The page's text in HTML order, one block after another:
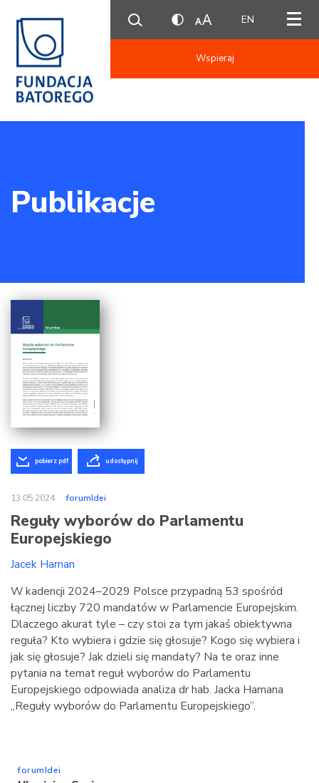
EN
Wspieraj
Publikacje
pobierz pdf udostępnij
13.05.2024 forumIdei
Reguły wyborów do Parlamentu
Europejskiego
Jacek Haman
W kadencji 2024–2029 Polsce przypadną 53 spośród
łącznej liczby 720 mandatów w Parlamencie Europejskim.
Dlaczego akurat tyle – czy stoi za tym jakaś obiektywna
reguła? Kto wybiera i gdzie się głosuje? Kogo się wybiera i
jak się głosuje? Jak dzieli się mandaty? Na te oraz inne
pytania na temat reguł wyborów do Parlamentu
Europejskiego odpowiada analiza dr hab. Jacka Hamana
„Reguły wyborów do Parlamentu Europejskiego”.
forumIdei